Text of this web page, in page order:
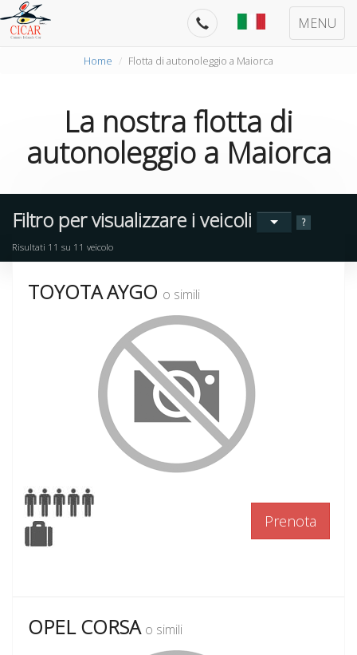
MENU
Home Flotta di autonoleggio a Maiorca
La nostra flotta di
autonoleggioa Maiorca
Filtro per visualizzare i veicoli ?
Risultati 11 su 11 veicolo
TOYOTA AYGO o simili
Prenota
OPEL CORSA o simili